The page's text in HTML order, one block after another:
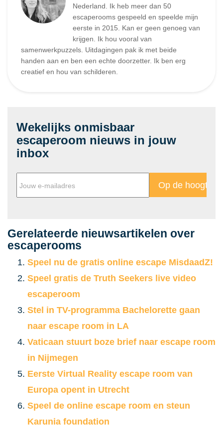
Nederland. Ik heb meer dan 50
escaperooms gespeeld en speelde mijn
eerste in 2015. Kan er geen genoeg van
krijgen. Ik hou vooral van
samenwerkpuzzels. Uitdagingen pak ik met beide
handen aan en ben een echte doorzetter. Ik ben erg
creatief en hou van schilderen.
Wekelijks onmisbaar
escaperoom nieuws in jouw
inbox
Gerelateerde nieuwsartikelen over
escaperooms
Speel nu de gratis online escape MisdaadZ!
Speel gratis de Truth Seekers live video
escaperoom
Stel in TV-programma Bachelorette gaan
naar escape room in LA
Vaticaan stuurt boze brief naar escape room
in Nijmegen
Eerste Virtual Reality escape room van
Europa opent in Utrecht
Speel de online escape room en steun
Karunia foundation